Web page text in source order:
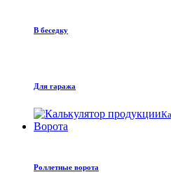
В беседку
Для гаража
Ворота
Роллетные ворота